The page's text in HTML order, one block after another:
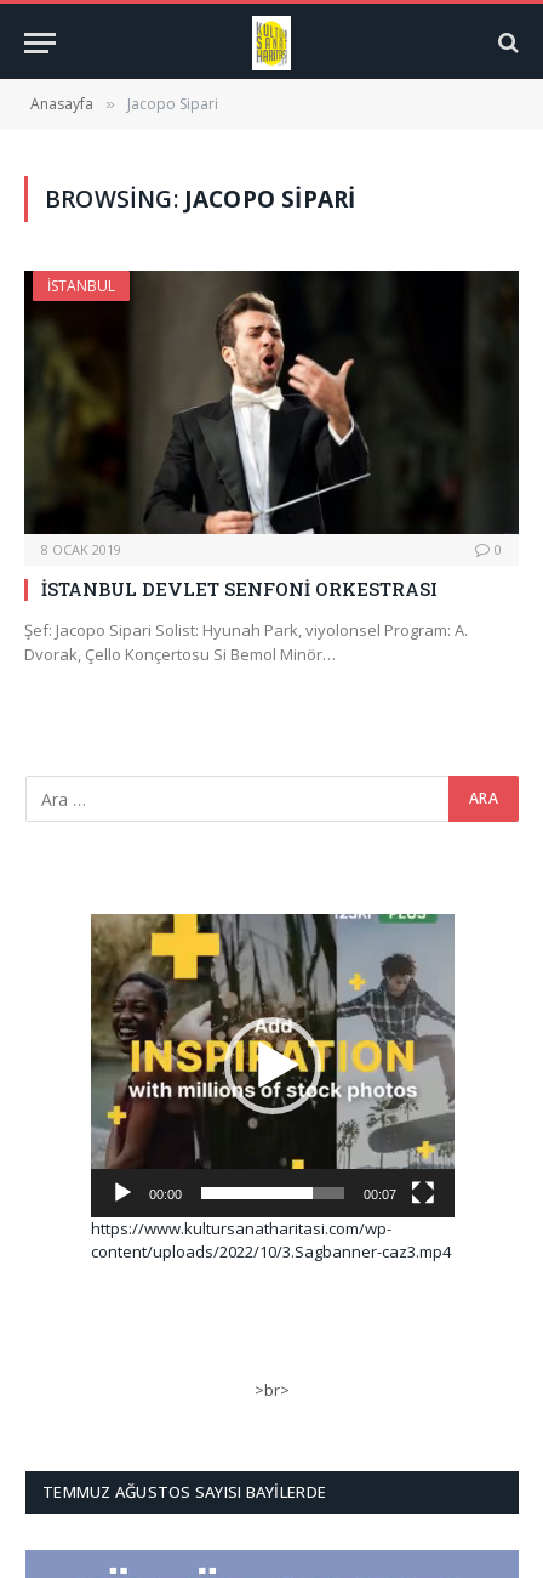
Anasayfa » Jacopo Sipari
BROWSING: JACOPO SIPARI
İSTANBUL
8 OCAK 2019 0
İSTANBUL DEVLET SENFONİ ORKESTRASI
Şef: Jacopo Sipari Solist: Hyunah Park, viyolonsel Program: A.
Dvorak, Çello Konçertosu Si Bemol Minör…
Video
oynatıcı
00:00 00:07
https://www.kultursanatharitasi.com/wp-
content/uploads/2022/10/3.Sagbanner-caz3.mp4
>br>
TEMMUZ AĞUSTOS SAYISI BAYILERDE